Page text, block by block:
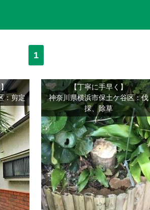
1
：剪定
【丁寧に手早く】
神奈川県横浜市保土ケ谷区：伐
採、除草